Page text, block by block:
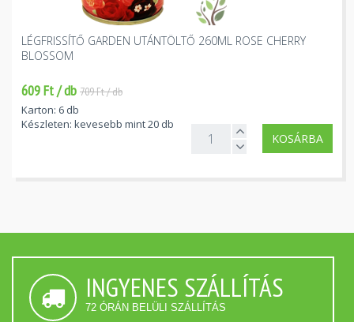
LÉGFRISSÍTŐ GARDEN UTÁNTÖLTŐ 260ML ROSE CHERRY
BLOSSOM
609 Ft / db 709 Ft / db
Karton: 6 db
Készleten: kevesebb mint 20 db
KOSÁRBA
INGYENES SZÁLLÍTÁS
72 ÓRÁN BELÜLI SZÁLLÍTÁS